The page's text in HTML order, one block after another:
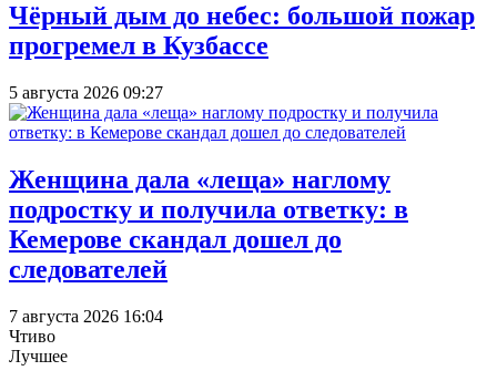
Чёрный дым до небес: большой пожар
прогремел в Кузбассе
5 августа 2026 09:27
Женщина дала «леща» наглому
подростку и получила ответку: в
Кемерове скандал дошел до
следователей
7 августа 2026 16:04
Чтиво
Лучшее